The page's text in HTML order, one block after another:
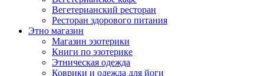
Вегетерианский ресторан
Ресторан здорового питания
Этно магазин
Магазин эзотерики
Книги по эзотерике
Этническая одежда
Коврики и одежда для йоги